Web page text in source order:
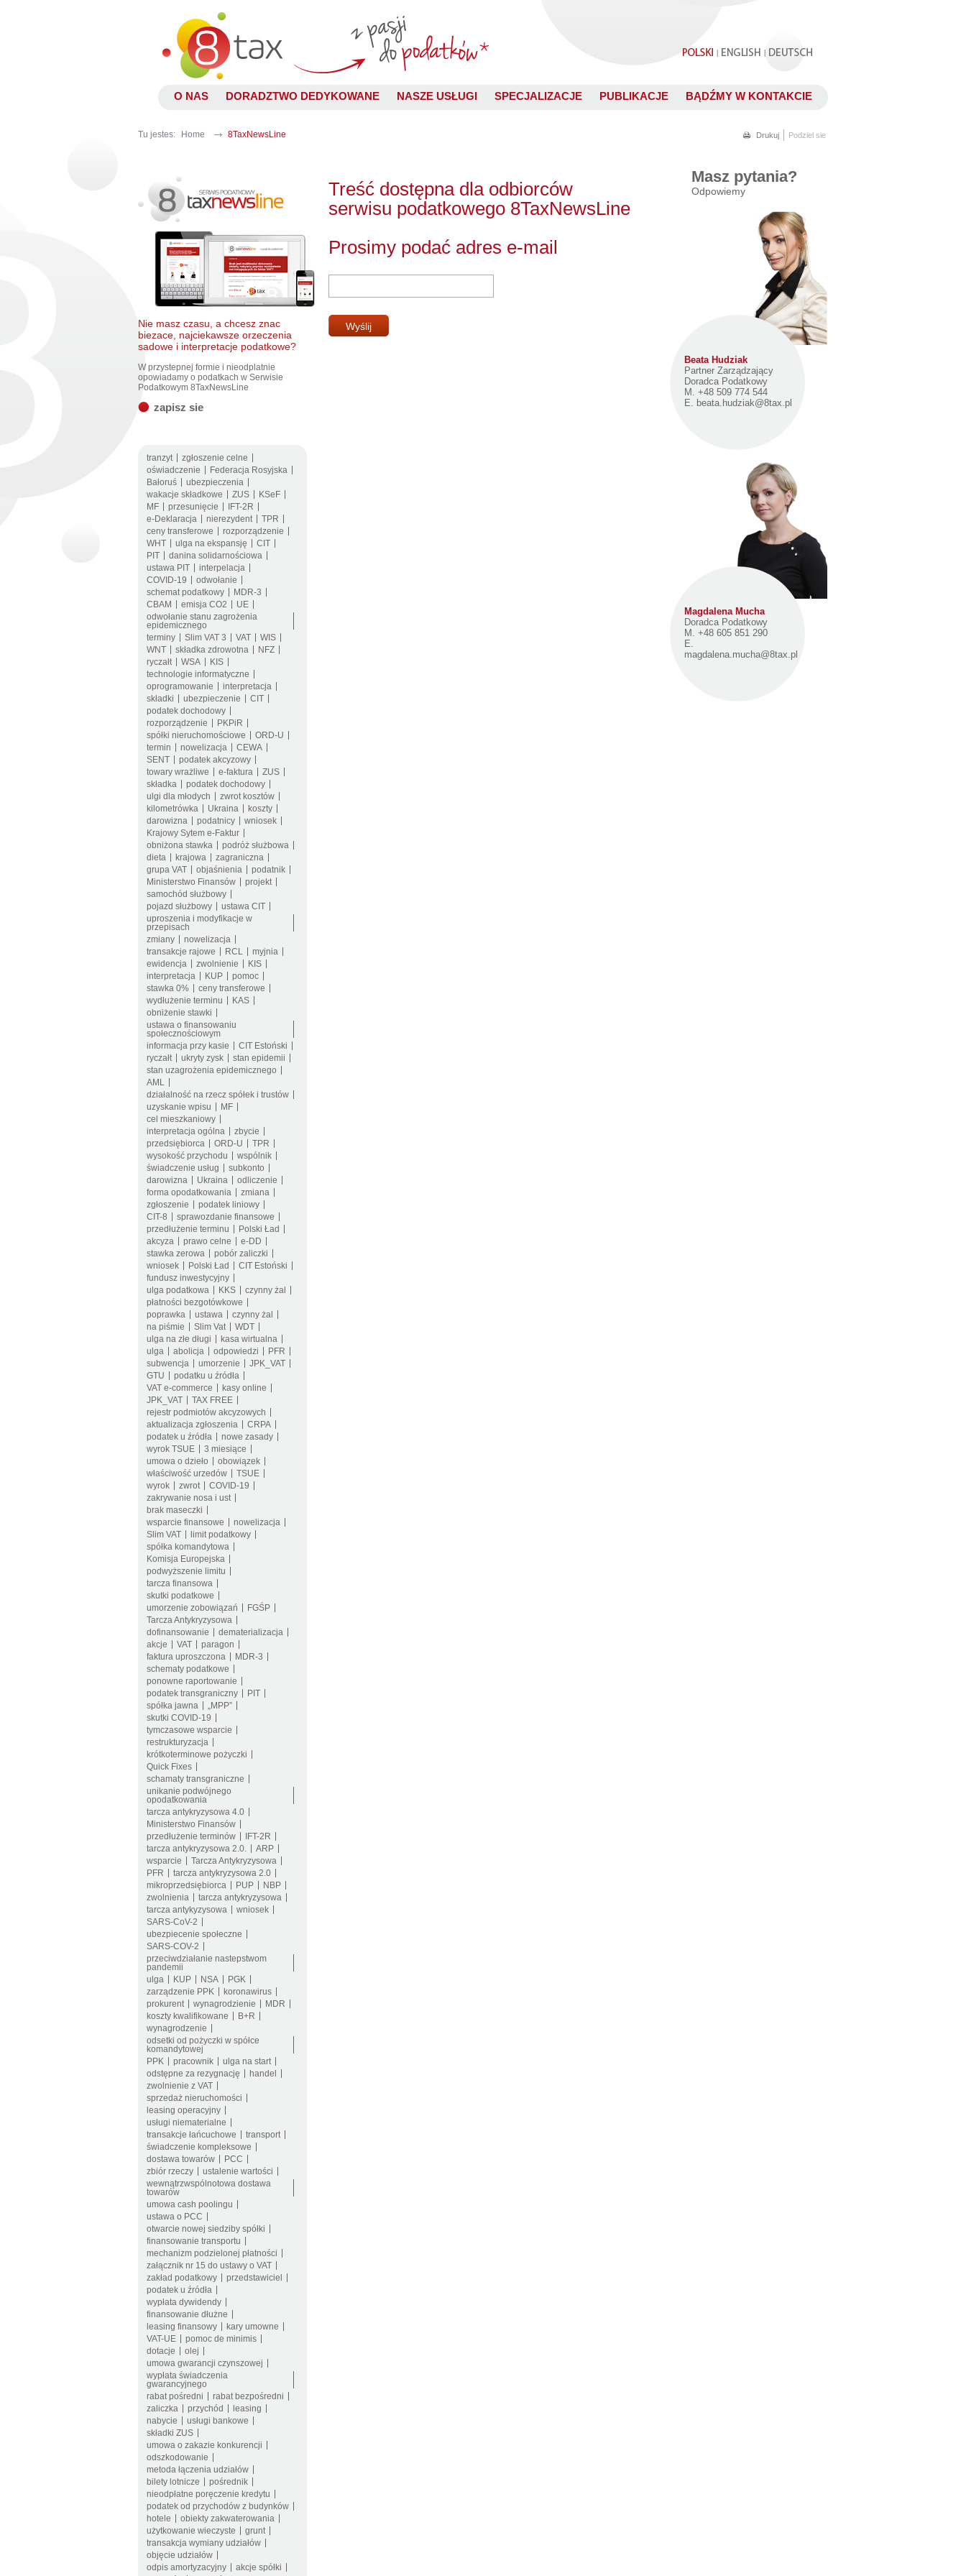
| |
O NAS DORADZTWO DEDYKOWANE NASZE USŁUGI SPECJALIZACJE PUBLIKACJE BĄDŹMY W KONTAKCIE
Drukuj Podziel sie
Tu jestes: Home 8TaxNewsLine
Nie masz czasu, a chcesz znac
biezace, najciekawsze orzeczenia
sadowe i interpretacje podatkowe?
W przystepnej formie i nieodplatnie
opowiadamy o podatkach w Serwisie
Podatkowym 8TaxNewsLine
zapisz sie
tranzyt
zgłoszenie celne
oświadczenie
Federacja Rosyjska
Bałoruś
ubezpieczenia
wakacje składkowe
ZUS
KSeF
MF
przesunięcie
IFT-2R
e-Deklaracja
nierezydent
TPR
ceny transferowe
rozporządzenie
WHT
ulga na ekspansję
CIT
PIT
danina solidarnościowa
ustawa PIT
interpelacja
COVID-19
odwołanie
schemat podatkowy
MDR-3
CBAM
emisja CO2
UE
odwołanie stanu zagrożenia
epidemicznego
terminy
Slim VAT 3 VAT
WIS
WNT
składka zdrowotna
NFZ
ryczałt
WSA
KIS
technologie informatyczne
oprogramowanie
interpretacja
składki
ubezpieczenie
CIT
podatek dochodowy
rozporządzenie
PKPiR
spółki nieruchomościowe
ORD-U
termin
nowelizacja
CEWA
SENT
podatek akcyzowy
towary wrażliwe
e-faktura
ZUS
składka
podatek dochodowy
ulgi dla młodych
zwrot kosztów
kilometrówka
Ukraina
koszty
darowizna
podatnicy
wniosek
Krajowy Sytem e-Faktur
obniżona stawka
podróż służbowa
dieta
krajowa
zagraniczna
grupa VAT
objaśnienia
podatnik
Ministerstwo Finansów
projekt
samochód służbowy
pojazd służbowy
ustawa CIT
uproszenia i modyfikacje w
przepisach
zmiany
nowelizacja
transakcje rajowe
RCL
myjnia
ewidencja
zwolnienie
KIS
interpretacja
KUP
pomoc
stawka 0%
ceny transferowe
wydłużenie terminu
KAS
obniżenie stawki
ustawa o finansowaniu
społecznościowym
informacja przy kasie
CIT Estoński
ryczałt
ukryty zysk
stan epidemii
stan uzagrożenia epidemicznego
AML
działalność na rzecz spółek i trustów
uzyskanie wpisu
MF
cel mieszkaniowy
interpretacja ogólna
zbycie
przedsiębiorca
ORD-U
TPR
wysokość przychodu
wspólnik
świadczenie usług
subkonto
darowizna
Ukraina
odliczenie
forma opodatkowania
zmiana
zgłoszenie
podatek liniowy
CIT-8
sprawozdanie finansowe
przedłużenie terminu
Polski Ład
akcyza
prawo celne
e-DD
stawka zerowa
pobór zaliczki
wniosek
Polski Ład
CIT Estoński
fundusz inwestycyjny
ulga podatkowa
KKS
czynny żal
płatności bezgotówkowe
poprawka
ustawa
czynny żal
na piśmie
Slim Vat
WDT
ulga na złe długi
kasa wirtualna
ulga
abolicja odpowiedzi
PFR
subwencja
umorzenie
JPK_VAT
GTU
podatku u źródła
VAT e-commerce
kasy online
JPK_VAT
TAX FREE
rejestr podmiotów akcyzowych
aktualizacja zgłoszenia
CRPA
podatek u źródła
nowe zasady
wyrok TSUE
3 miesiące
umowa o dzieło
obowiązek
właściwość urzedów
TSUE
wyrok
zwrot
COVID-19
zakrywanie nosa i ust
brak maseczki
wsparcie finansowe
nowelizacja
Slim VAT
limit podatkowy
spółka komandytowa
Komisja Europejska
podwyższenie limitu
tarcza finansowa
skutki podatkowe
umorzenie zobowiązań
FGŚP
Tarcza Antykryzysowa
dofinansowanie
dematerializacja
akcje
VAT
paragon
faktura uproszczona
MDR-3
schematy podatkowe
ponowne raportowanie
podatek transgraniczny
PIT
spółka jawna
„MPP”
skutki COVID-19
tymczasowe wsparcie
restrukturyzacja
krótkoterminowe pożyczki
Quick Fixes
schamaty transgraniczne
unikanie podwójnego
opodatkowania
tarcza antykryzysowa 4.0
Ministerstwo Finansów
przedłużenie terminów
IFT-2R
tarcza antykryzysowa 2.0.
ARP
wsparcie
Tarcza Antykryzysowa
PFR
tarcza antykryzysowa 2.0
mikroprzedsiębiorca
PUP
NBP
zwolnienia
tarcza antykryzysowa
tarcza antykyzysowa
wniosek
SARS-CoV-2
ubezpiecenie społeczne
SARS-COV-2
przeciwdziałanie nastepstwom
pandemii
ulga
KUP NSA
PGK
zarządzenie PPK
koronawirus
prokurent
wynagrodzienie
MDR
koszty kwalifikowane
B+R
wynagrodzenie
odsetki od pożyczki w spółce
komandytowej
PPK
pracownik
ulga na start
odstępne za rezygnację
handel
zwolnienie z VAT
sprzedaż nieruchomości
leasing operacyjny
usługi niematerialne
transakcje łańcuchowe
transport
świadczenie kompleksowe
dostawa towarów
PCC
zbiór rzeczy
ustalenie wartości
wewnątrzwspólnotowa dostawa
towarów
umowa cash poolingu
ustawa o PCC
otwarcie nowej siedziby spółki
finansowanie transportu
mechanizm podzielonej płatności
załącznik nr 15 do ustawy o VAT
zakład podatkowy
przedstawiciel
podatek u źródła
wypłata dywidendy
finansowanie dłużne
leasing finansowy
kary umowne
VAT-UE
pomoc de minimis
dotacje
olej
umowa gwarancji czynszowej
wypłata świadczenia
gwarancyjnego
rabat pośredni
rabat bezpośredni
zaliczka
przychód
leasing
nabycie
usługi bankowe
składki ZUS
umowa o zakazie konkurencji
odszkodowanie
metoda łączenia udziałów
bilety lotnicze
pośrednik
nieodpłatne poręczenie kredytu
podatek od przychodów z budynków
hotele
obiekty zakwaterowania
użytkowanie wieczyste
grunt
transakcja wymiany udziałów
objęcie udziałów
odpis amortyzacyjny
akcje spółki
Treść dostępna dla odbiorców
serwisu podatkowego 8TaxNewsLine
Prosimy podać adres e-mail
Masz pytania?
Odpowiemy
Beata Hudziak
Partner Zarządzający
Doradca Podatkowy
M. +48 509 774 544
E. beata.hudziak@8tax.pl
Magdalena Mucha
Doradca Podatkowy
M. +48 605 851 290
E.
magdalena.mucha@8tax.pl